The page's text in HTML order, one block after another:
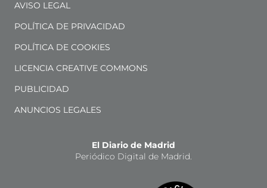
AVISO LEGAL
POLÍTICA DE PRIVACIDAD
POLÍTICA DE COOKIES
LICENCIA CREATIVE COMMONS
PUBLICIDAD
ANUNCIOS LEGALES
El Diario de Madrid
Periódico Digital de Madrid.